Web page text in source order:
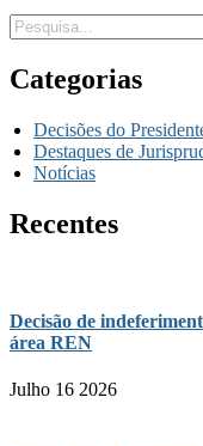
Categorias
Decisões do
Destaques de
Notícias
Recentes
Decisão de
área REN
Julho 16 2026